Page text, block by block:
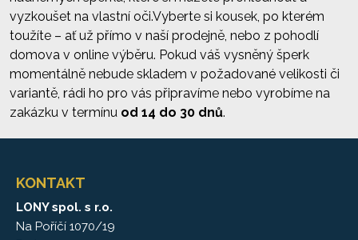
vyzkoušet na vlastní oči.Vyberte si kousek, po kterém
toužíte – ať už přímo v naší prodejně, nebo z pohodlí
domova v online výběru. Pokud váš vysněný šperk
momentálně nebude skladem v požadované velikosti či
variantě, rádi ho pro vás připravíme nebo vyrobíme na
zakázku v termínu od 14 do 30 dnů.
KONTAKT
LONY spol. s r.o.
Na Poříčí 1070/19